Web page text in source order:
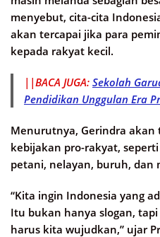
menyebut, cita-cita
akan tercapai jika para
kepada rakyat kecil.
||BACA JUGA: Sekolah
Pendidikan Unggulan Era
Menurutnya, Gerindra akan
kebijakan pro-rakyat,
petani, nelayan, buruh, dan
“Kita ingin Indonesia yang
Itu bukan hanya slogan,
harus kita wujudkan,” ujar